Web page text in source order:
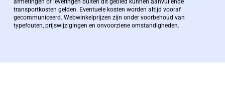
Zaakvoerder Berdo
bernard@berdo.be
afmetingen of leveringen buiten dit gebied kunnen aanvullende
transportkosten gelden. Eventuele kosten worden altijd vooraf
gecommuniceerd. Webwinkelprijzen zijn onder voorbehoud van
typefouten, prijswijzigingen en onvoorziene omstandigheden.